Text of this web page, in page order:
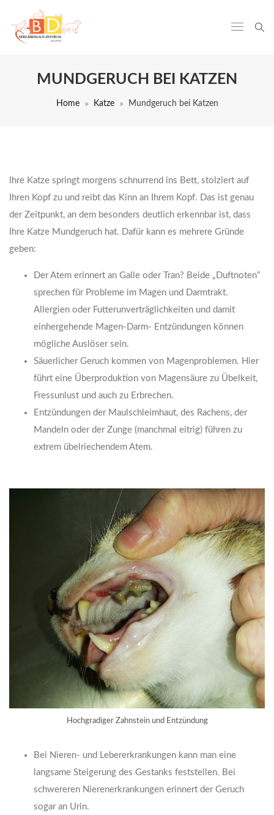
MUNDGERUCH BEI KATZEN
Home Katze Mundgeruch bei Katzen
Ihre Katze springt morgens schnurrend ins Bett, stolziert auf
Ihren Kopf zu und reibt das Kinn an Ihrem Kopf. Das ist genau
der Zeitpunkt, an dem besonders deutlich erkennbar ist, dass
Ihre Katze Mundgeruch hat. Dafür kann es mehrere Gründe
geben:
Der Atem erinnert an Galle oder Tran? Beide „Duftnoten“
sprechen für Probleme im Magen und Darmtrakt.
Allergien oder Futterunverträglichkeiten und damit
einhergehende Magen-Darm- Entzündungen können
mögliche Auslöser sein.
Säuerlicher Geruch kommen von Magenproblemen. Hier
führt eine Überproduktion von Magensäure zu Übelkeit,
Fressunlust und auch zu Erbrechen.
Entzündungen der Maulschleimhaut, des Rachens, der
Mandeln oder der Zunge (manchmal eitrig) führen zu
extrem übelriechendem Atem.
Hochgradiger Zahnstein und Entzündung
Bei Nieren- und Lebererkrankungen kann man eine
langsame Steigerung des Gestanks feststellen. Bei
schwereren Nierenerkrankungen erinnert der Geruch
sogar an Urin.